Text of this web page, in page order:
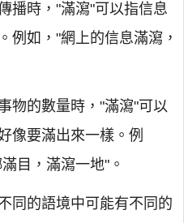
播時，"滿瀉"可以指信息
例如，"網上的信息滿瀉，
物的數量時，"滿瀉"可以
像要滿出來一樣。例
目，滿瀉一地"。
同的語境中可能有不同的